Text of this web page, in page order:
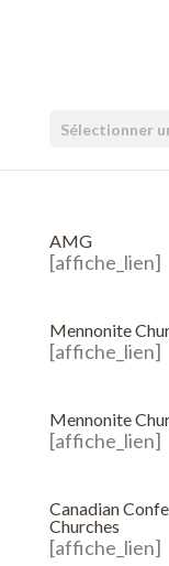
Sélectionner
AMG
[affiche_lien]
Mennonite
[affiche_lien]
Mennonite
[affiche_lien]
Canadian
Churches
[affiche_lien]